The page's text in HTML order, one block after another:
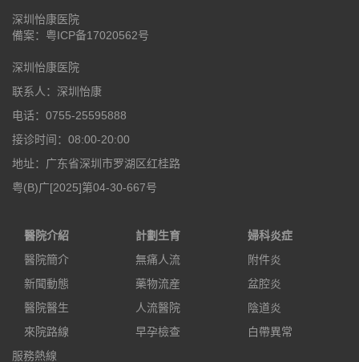
深圳怡康医院
備案： 粤ICP备17020562号
深圳怡康医院
联系人：深圳怡康
电话：0755-25595888
接诊时间：08:00-20:00
地址：广东省深圳市罗湖区红桂路
粤(B)广[2025]第04-30-667号
醫院介紹
醫院簡介
新聞動態
醫院醫生
來院路線
計劃生育
無痛人流
藥物流産
人流醫院
早孕檢查
婦科炎症
附件炎
盆腔炎
陰道炎
白帶異常
服務熱線